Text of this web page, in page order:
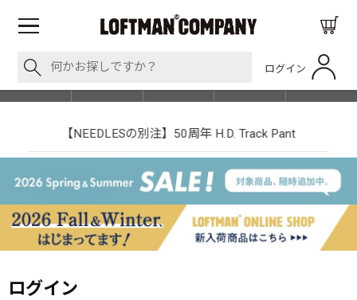
ログイン
SHOP LIST
【NEEDLESの別注】50周年 H.D. Track Pant
ログイン